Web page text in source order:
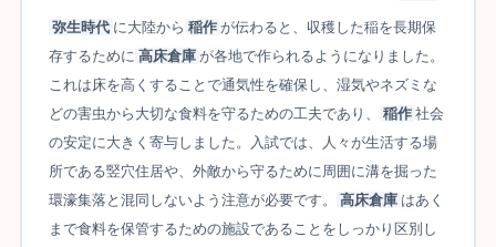
弥生時代 に大陸から 稲作 が伝わると、収穫した稲を長期保
存するために 高床倉庫 が各地で作られるようになりました。
これは床を高くすることで通気性を確保し、湿気やネズミな
どの害虫から大切な食料を守るための工夫であり、
稲作 社会
の安定に大きく寄与しました。入試では、人々が生活する場
所である竪穴住居や、外敵から守るために周囲に溝を掘った
環濠集落と混同しないよう注意が必要です。
高床倉庫 はあく
まで食料を保管するための施設であることをしっかり区別し